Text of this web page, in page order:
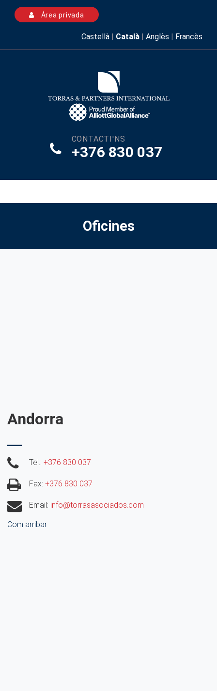
Área privada
Castellà | Català | Anglès | Francès
CONTACTI'NS
+376 830 037
Oficines
Andorra
Tel.: +376 830 037
Fax: +376 830 037
Email: info@torrasasociados.com
Com arribar